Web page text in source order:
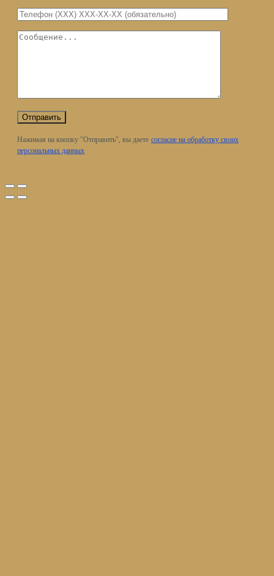
Нажимая на кнопку "Отправить", вы даете согласие на обработку своих
персональных данных